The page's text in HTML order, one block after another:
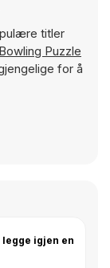
titler
Puzzle
for å
igjen en